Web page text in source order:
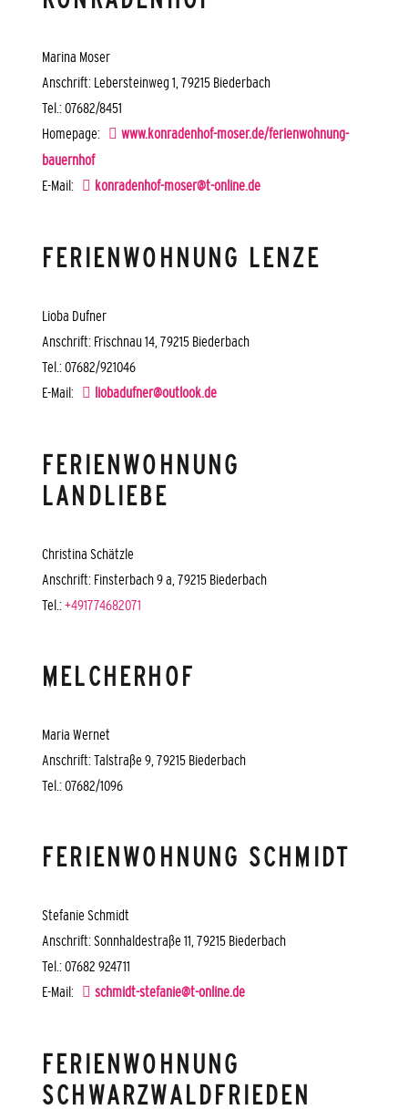
Marina Moser
Anschrift: Lebersteinweg 1, 79215 Biederbach
Tel.: 07682/8451
Homepage:
www.konradenhof-moser.de/ferienwohnung-
bauernhof
E-Mail:
konradenhof-moser@t-online.de
FERIENWOHNUNG LENZE
Lioba Dufner
Anschrift: Frischnau 14, 79215 Biederbach
Tel.: 07682/921046
E-Mail:
liobadufner@outlook.de
FERIENWOHNUNG
LANDLIEBE
Christina Schätzle
Anschrift: Finsterbach 9 a, 79215 Biederbach
Tel.:+491774682071
MELCHERHOF
Maria Wernet
Anschrift: Talstraße 9, 79215 Biederbach
Tel.: 07682/1096
FERIENWOHNUNG SCHMIDT
Stefanie Schmidt
Anschrift: Sonnhaldestraße 11, 79215 Biederbach
Tel.: 07682 924711
E-Mail:
schmidt-stefanie@t-online.de
FERIENWOHNUNG
SCHWARZWALDFRIEDEN